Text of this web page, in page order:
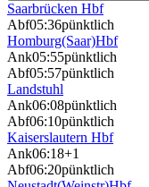
Saarbrücken Hbf
Abf05:36pünktlich
Homburg(Saar)Hbf
Ank05:55pünktlich
Abf05:57pünktlich
Landstuhl
Ank06:08pünktlich
Abf06:10pünktlich
Kaiserslautern Hbf
Ank06:18+1
Abf06:20pünktlich